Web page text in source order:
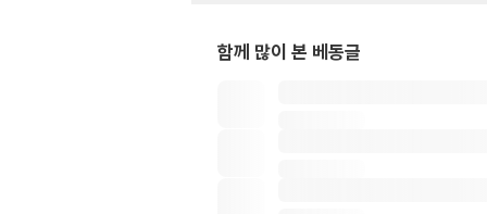
함께 많이 본 베동글